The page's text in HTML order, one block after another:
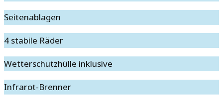
Seitenablagen
4 stabile Räder
Wetterschutzhülle inklusive
Infrarot-Brenner